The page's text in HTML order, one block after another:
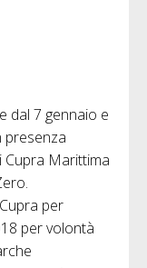
dal 7 gennaio e
presenza
Cupra Marittima
per
per volontà